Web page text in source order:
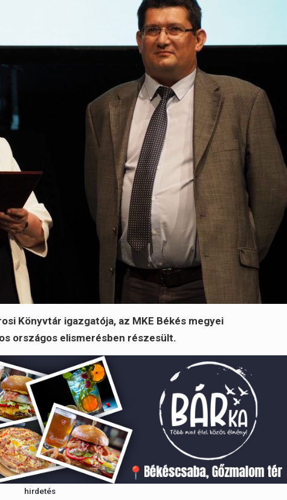
Könyvtár igazgatója, az MKE Békés megyei
országos elismerésben részesült.
hirdetés